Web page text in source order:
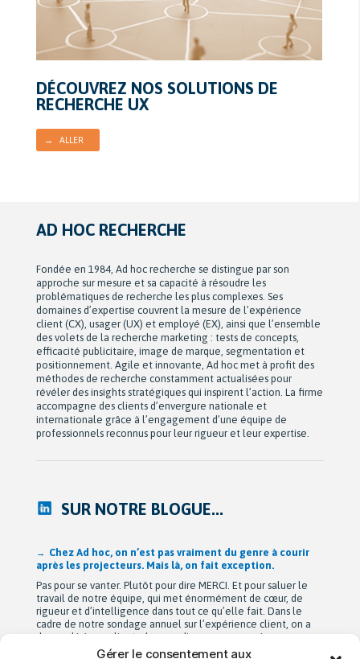
Gérer le consentement aux
DÉCOUVREZ NOS SOLUTIONS DE
RECHERCHE UX
→ ALLER
AD HOC RECHERCHE
Fondée en 1984, Ad hoc recherche se distingue par son
approche sur mesure et sa capacité à résoudre les
problématiques de recherche les plus complexes. Ses
domaines d’expertise couvrent la mesure de l’expérience
client (CX), usager (UX) et employé (EX), ainsi que l’ensemble
des volets de la recherche marketing : tests de concepts,
efficacité publicitaire, image de marque, segmentation et
positionnement. Agile et innovante, Ad hoc met à profit des
méthodes de recherche constamment actualisées pour
révéler des insights stratégiques qui inspirent l’action. La firme
accompagne des clients d’envergure nationale et
internationale grâce à l’engagement d’une équipe de
professionnels reconnus pour leur rigueur et leur expertise.
SUR NOTRE BLOGUE...
Après 42 ans à bâtir Ad hoc recherche avec passion,
Michel Berne et Stéphan Harris amorcent une nouvelle
étape bien méritée : la retraite.
De leurs modestes appartements d’étudiants à une entreprise
de près de 90 employés devenue une référence dans son
domaine au Québec, leur parcours est remarquable. Mais au-
delà de la croissance, ils auront surtout bâti une culture
profondément humaine fondée sur la collaboration, la